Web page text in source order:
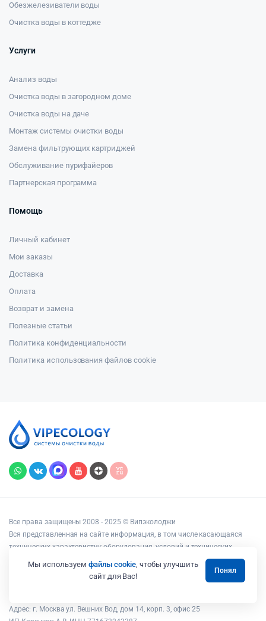
Обезжелезиватели воды
Очистка воды в коттедже
Услуги
Анализ воды
Очистка воды в загородном доме
Очистка воды на даче
Монтаж системы очистки воды
Замена фильтрующих картриджей
Обслуживание пурифайеров
Партнерская программа
Помощь
Личный кабинет
Мои заказы
Доставка
Оплата
Возврат и замена
Полезные статьи
Политика конфиденциальности
Политика использования файлов cookie
Все права защищены 2008 - 2025 © Випэколоджи
Вся представленная на сайте информация, в том числе касающаяся
технических характеристик оборудования, условий и технических
возможностей подключения, наличия на складе, стоимости товаров и
услуг, носит информационный характер и ни при каких условиях не
является публичной офертой, определяемой положениями статьи 437
Адрес: г. Москва ул. Вешних Вод, дом 14, корп. 3, офис 25
Мы используем файлы cookie, чтобы улучшить
сайт для Вас!
Понял